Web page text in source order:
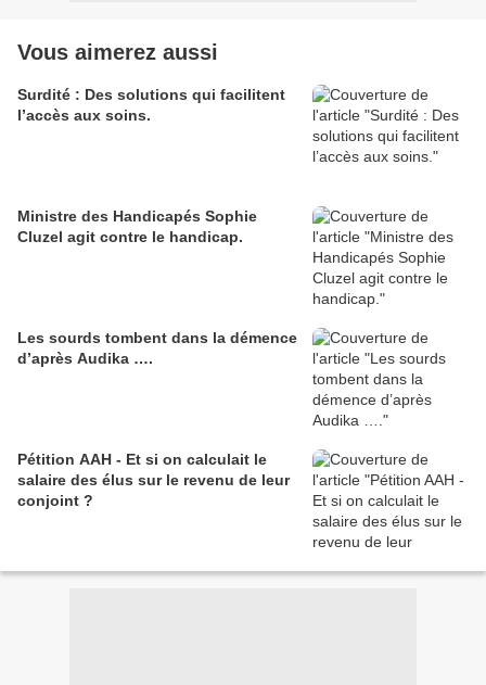
Vous aimerez aussi
Surdité : Des solutions qui facilitent
l’accès aux soins.
Ministre des Handicapés Sophie
Cluzel agit contre le handicap.
Les sourds tombent dans la démence
d’après Audika ….
Pétition AAH - Et si on calculait le
salaire des élus sur le revenu de leur
conjoint ?